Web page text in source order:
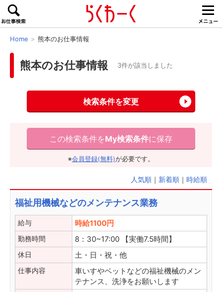
Home 熊本のお仕事情報
熊本のお仕事情報 3件が該当しました
検索条件を変更
この検索条件をMy検索条件に保存
※会員登録(無料)が必要です。
人気順 ｜ 新着順 ｜ 時給順
福祉用機械などのメンテナンス業務
給与 時給1100円
勤務時間 8：30~17:00 【実働7.5時間】
休日 土・日・祝・他
仕事内容
車いすやベットなどの福祉機械のメン
テナンス、洗浄をお願いします